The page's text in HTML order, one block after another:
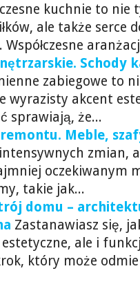
kuchnie to nie
ale także serce
Schody
zabiegowe to
wyrazisty akcent
sprawiają, że...
Meble,
zmian,
oczekiwanym
takie jak...
domu –
Zastanawiasz się,
ale i
który może